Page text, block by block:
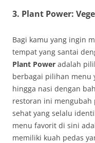
3. Plant Power:
Bagi kamu yang ingin
tempat yang santai
Plant Power adalah
berbagai pilihan menu
hingga nasi dengan
restoran ini mengubah
sehat yang selalu
menu favorit di sini
memiliki kuah pedas